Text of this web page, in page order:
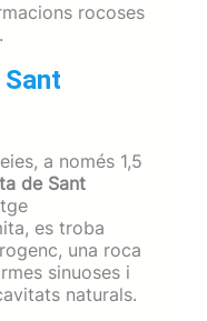
rocoses
Sant
a només 1,5
de Sant
es troba
una roca
sinuoses i
naturals.